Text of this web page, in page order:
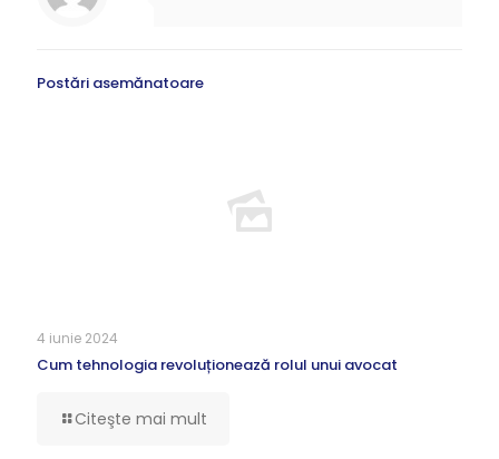
Postări asemănatoare
4 iunie 2024
Cum tehnologia revoluționează rolul unui avocat
Citeşte mai mult